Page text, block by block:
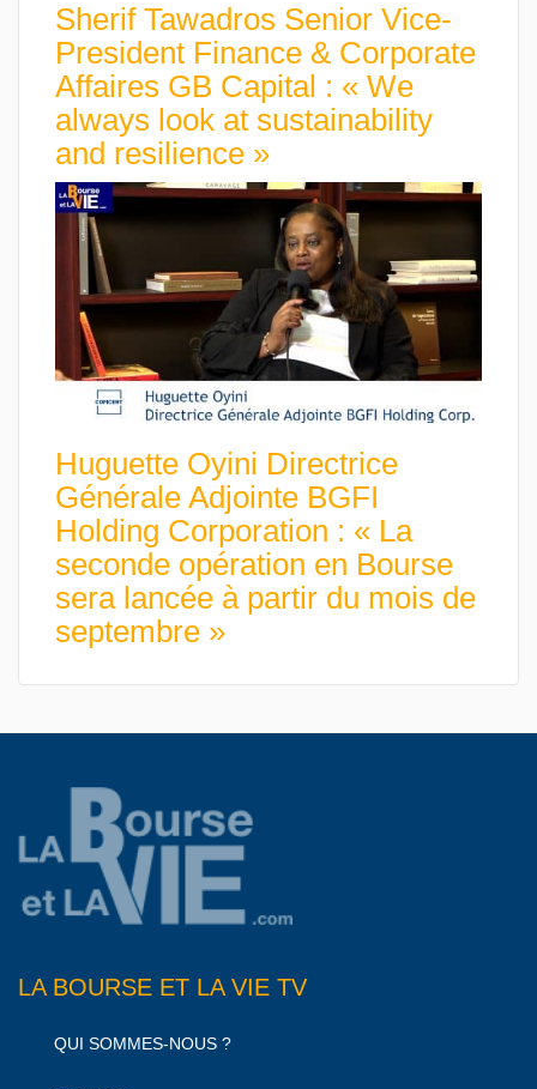
Sherif Tawadros Senior Vice-
President Finance & Corporate
Affaires GB Capital : « We
always look at sustainability
and resilience »
Huguette Oyini Directrice
Générale Adjointe BGFI
Holding Corporation : « La
seconde opération en Bourse
sera lancée à partir du mois de
septembre »
LA BOURSE ET LA VIE TV
QUI SOMMES-NOUS ?